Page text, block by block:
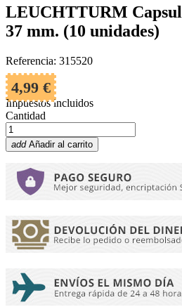
LEUCHTTURM
37 mm. (10 unidades)
Referencia: 315520
4,99 €
Impuestos incluidos
Cantidad
add Añadir al carrito